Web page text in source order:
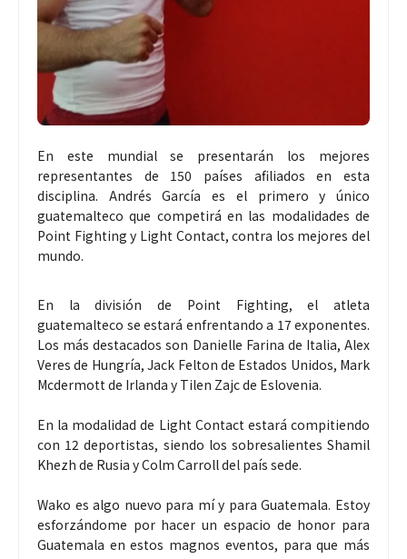
En este mundial se presentarán los mejores
representantes de 150 países afiliados en esta
disciplina. Andrés García es el primero y único
guatemalteco que competirá en las modalidades de
Point Fighting y Light Contact, contra los mejores del
mundo.
En la división de Point Fighting, el atleta
guatemalteco se estará enfrentando a 17 exponentes.
Los más destacados son Danielle Farina de Italia, Alex
Veres de Hungría, Jack Felton de Estados Unidos, Mark
Mcdermott de Irlanda y Tilen Zajc de Eslovenia.
En la modalidad de Light Contact estará compitiendo
con 12 deportistas, siendo los sobresalientes Shamil
Khezh de Rusia y Colm Carroll del país sede.
Wako es algo nuevo para mí y para Guatemala. Estoy
esforzándome por hacer un espacio de honor para
Guatemala en estos magnos eventos, para que más